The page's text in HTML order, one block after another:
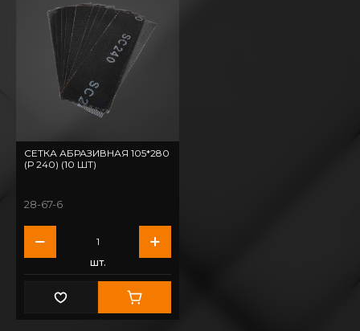
СЕТКА АБРАЗИВНАЯ 105*280
(Р 240) (10 ШТ)
28-67-6
шт.